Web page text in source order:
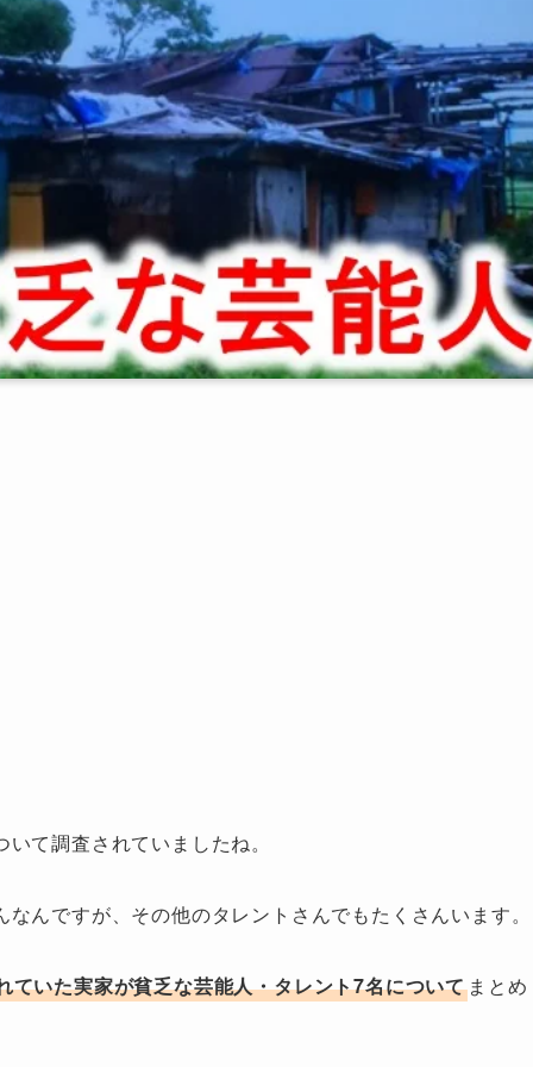
て調査されていましたね。
んですが、その他のタレントさんでもたくさんいます。
ていた実家が貧乏な芸能人・タレント7名について まとめ